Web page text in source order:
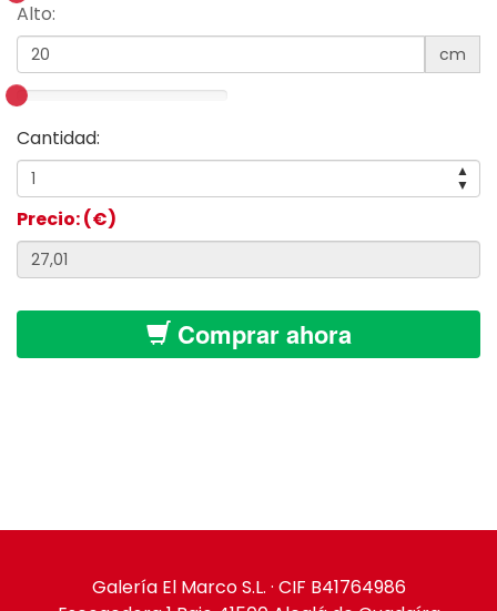
Alto:
cm
Cantidad:
▲
▼
Precio: (€)
Comprar ahora
Galería El Marco S.L. · CIF B41764986